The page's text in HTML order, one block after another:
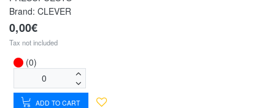
Brand: CLEVER
0,00€
Tax not included
(0)
ADD TO CART